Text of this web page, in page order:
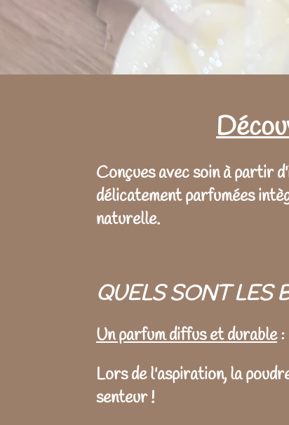
Conçues avec soin à partir
délicatement parfumées
naturelle.
QUELS SONT LES
Un parfum diffus et durable:
Lors de l'aspiration, la
senteur !